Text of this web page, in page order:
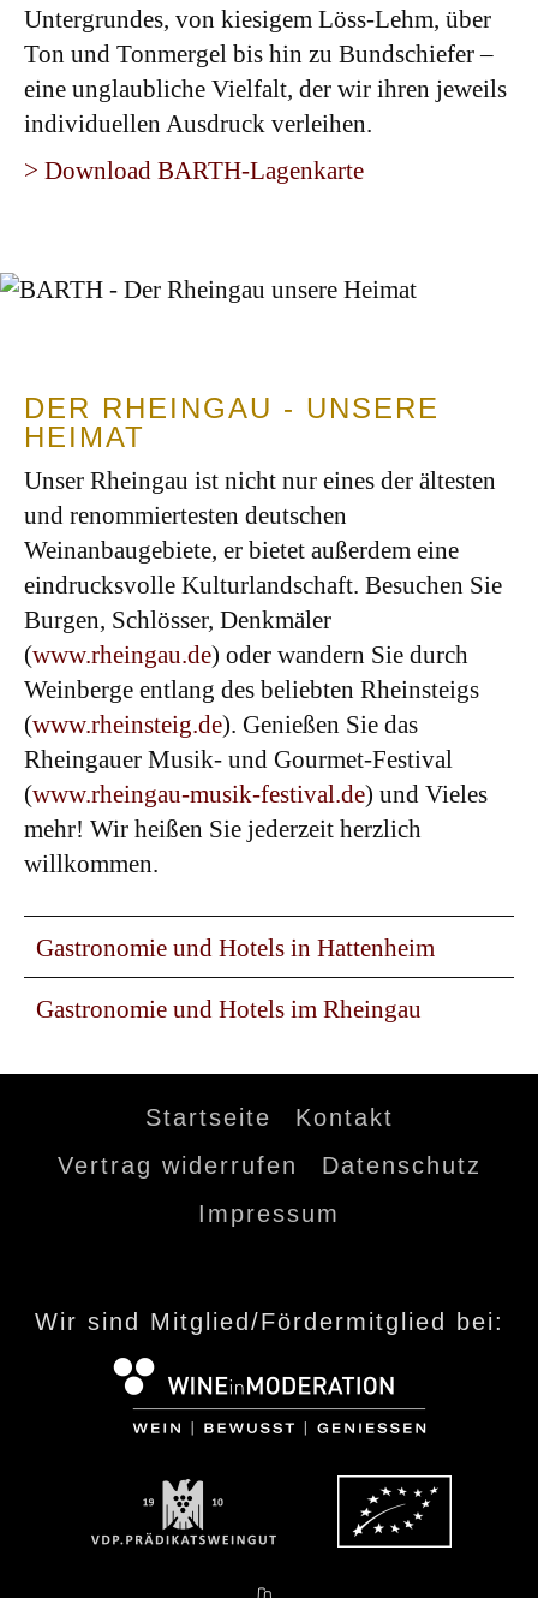
Untergrundes, von kiesigem Löss-Lehm, über
Ton und Tonmergel bis hin zu Bundschiefer –
eine unglaubliche Vielfalt, der wir ihren jeweils
individuellen Ausdruck verleihen.
> Download BARTH-Lagenkarte
DER RHEINGAU - UNSERE
HEIMAT
Unser Rheingau ist nicht nur eines der ältesten
und renommiertesten deutschen
Weinanbaugebiete, er bietet außerdem eine
eindrucksvolle Kulturlandschaft. Besuchen Sie
Burgen, Schlösser, Denkmäler
(www.rheingau.de) oder wandern Sie durch
Weinberge entlang des beliebten Rheinsteigs
(www.rheinsteig.de). Genießen Sie das
Rheingauer Musik- und Gourmet-Festival
(www.rheingau-musik-festival.de) und Vieles
mehr! Wir heißen Sie jederzeit herzlich
willkommen.
Gastronomie und Hotels in Hattenheim
Gastronomie und Hotels im Rheingau
Startseite
Kontakt
Vertrag widerrufen
Datenschutz
Impressum
Wir sind Mitglied/Fördermitglied bei: